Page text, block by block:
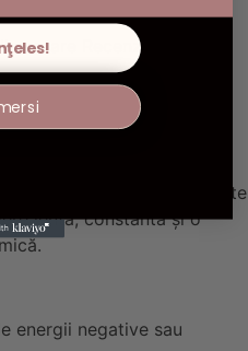
Recenzii (0)
cele mai sacre esențe
de Santal, renumite pentru
Fiecare bețișor este
lentă, constantă și o
energii negative sau